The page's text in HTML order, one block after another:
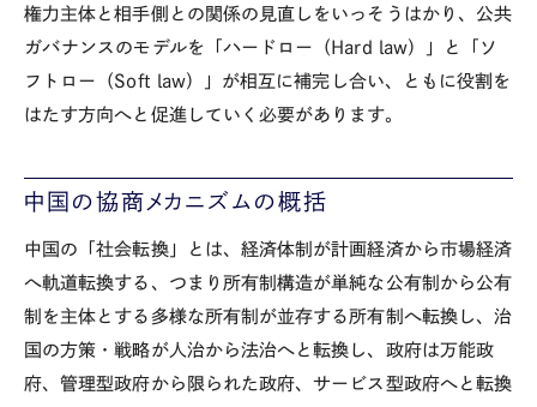
権力主体と相手側との関係の見直しをいっそうはかり、公共
ガバナンスのモデルを「ハードロー（Hard law）」と「ソ
フトロー（Soft law）」が相互に補完し合い、ともに役割を
はたす方向へと促進していく必要があります。
中国の協商メカニズムの概括
中国の「社会転換」とは、経済体制が計画経済から市場経済
へ軌道転換する、つまり所有制構造が単純な公有制から公有
制を主体とする多様な所有制が並存する所有制へ転換し、治
国の方策・戦略が人治から法治へと転換し、政府は万能政
府、管理型政府から限られた政府、サービス型政府へと転換